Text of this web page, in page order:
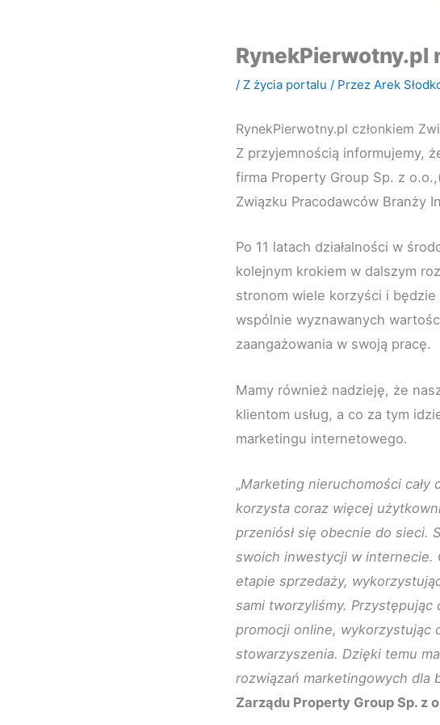
RynekPierwotny.pl
/ Z życia portalu / Przez Arek
RynekPierwotny.pl członkiem
Z przyjemnością informujemy,
firma Property Group Sp. z
Związku Pracodawców Branży
Po 11 latach działalności w
kolejnym krokiem w dalszym
stronom wiele korzyści i będzie
wspólnie wyznawanych
zaangażowania w swoją pracę.
Mamy również nadzieję, że
klientom usług, a co za tym
marketingu internetowego.
„Marketing nieruchomości
korzysta coraz więcej
przeniósł się obecnie do sieci.
swoich inwestycji w internecie.
etapie sprzedaży,
sami tworzyliśmy. Przystępując
promocji online, wykorzystując
stowarzyszenia. Dzięki temu
rozwiązań marketingowych dla
Zarządu Property Group Sp. z